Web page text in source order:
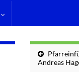
Andreas